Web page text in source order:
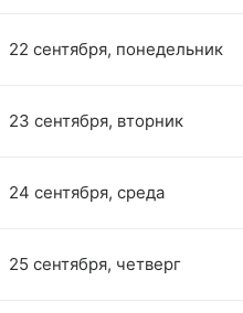
22 сентября, понедельник
23 сентября, вторник
24 сентября, среда
25 сентября, четверг